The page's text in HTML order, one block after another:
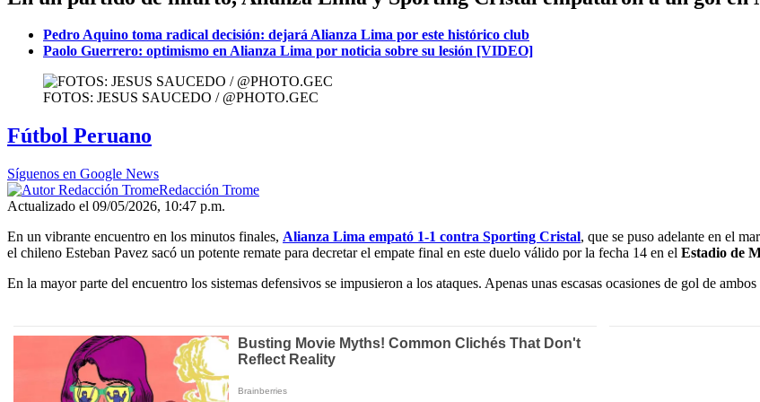
Pedro Aquino toma radical decisión: dejará Alianza Lima por este histórico club
Paolo Guerrero: optimismo en Alianza Lima por noticia sobre su lesión [VIDEO]
FOTOS: JESUS SAUCEDO / @PHOTO.GEC
Fútbol Peruano
Síguenos en Google News
Redacción Trome
Actualizado el 09/05/2026, 10:47 p.m.
En un vibrante encuentro en los minutos finales, Alianza Lima empató 1-1 contra Sporting Cristal, que se puso adelante en el
el chileno Esteban Pavez sacó un potente remate para decretar el empate final en este duelo válido por la fecha 14 en el Estadio de
En la mayor parte del encuentro los sistemas defensivos se impusieron a los ataques. Apenas unas escasas ocasiones de gol de